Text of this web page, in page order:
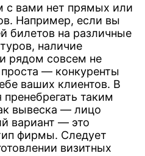
с вами нет прямых или
Например, если вы
билетов на различные
наличие
рядом совсем не
— конкуренты
ваших клиентов. В
таким
вывеска — лицо
вариант — это
фирмы. Следует
визитных